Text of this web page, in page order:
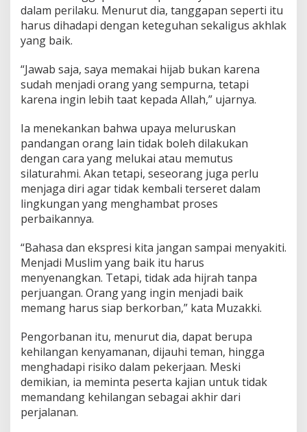
dalam perilaku. Menurut dia, tanggapan seperti itu
harus dihadapi dengan keteguhan sekaligus akhlak
yang baik.
“Jawab saja, saya memakai hijab bukan karena
sudah menjadi orang yang sempurna, tetapi
karena ingin lebih taat kepada Allah,” ujarnya.
Ia menekankan bahwa upaya meluruskan
pandangan orang lain tidak boleh dilakukan
dengan cara yang melukai atau memutus
silaturahmi. Akan tetapi, seseorang juga perlu
menjaga diri agar tidak kembali terseret dalam
lingkungan yang menghambat proses
perbaikannya.
“Bahasa dan ekspresi kita jangan sampai menyakiti.
Menjadi Muslim yang baik itu harus
menyenangkan. Tetapi, tidak ada hijrah tanpa
perjuangan. Orang yang ingin menjadi baik
memang harus siap berkorban,” kata Muzakki.
Pengorbanan itu, menurut dia, dapat berupa
kehilangan kenyamanan, dijauhi teman, hingga
menghadapi risiko dalam pekerjaan. Meski
demikian, ia meminta peserta kajian untuk tidak
memandang kehilangan sebagai akhir dari
perjalanan.